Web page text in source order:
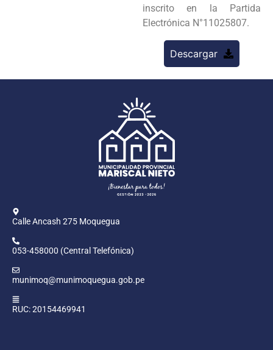
inscrito en la Partida
Electrónica N°11025807.
Descargar
Calle Ancash 275 Moquegua
053-458000 (Central Telefónica)
munimoq@munimoquegua.gob.pe
RUC: 20154469941